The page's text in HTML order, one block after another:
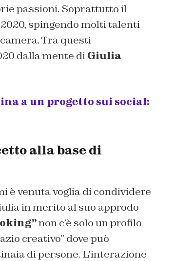
passioni. Soprattutto il
spingendo molti talenti
Tra questi
dalla mente diGiulia
a un progetto sui social:
alla base di
è venuta voglia di condividere
in merito al suo approdo
non c’è solo un profilo
creativo” dove può
di persone. L’interazione